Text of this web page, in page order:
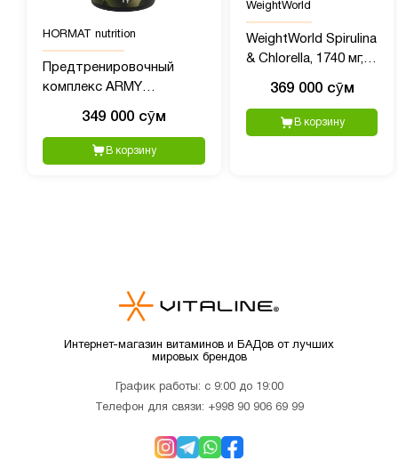
HORMAT nutrition
Предтренировочный
комплекс ARMY
40 порций, 380 гр пищвая
добавка
349 000 сӯм
В корзину
WeightWorld
WeightWorld Spirulina
& Chlorella, 1740 мг,
369 000 сӯм
В корзину
Интернет-магазин витаминов и БАДов от лучших
мировых брендов
График работы: с 9:00 до 19:00
Телефон для связи: +998 90 906 69 99